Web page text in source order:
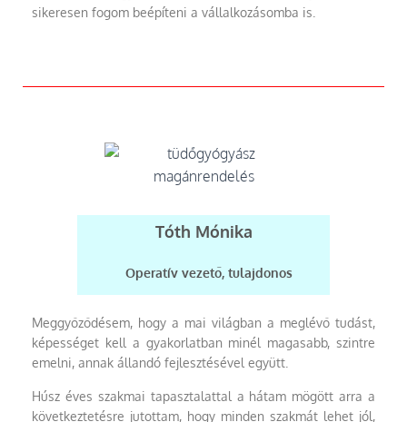
sikeresen fogom beépíteni a vállalkozásomba is.
Tóth Mónika
Operatív vezető, tulajdonos
Meggyőződésem, hogy a mai világban a meglévő tudást,
képességet kell a gyakorlatban minél magasabb, szintre
emelni, annak állandó fejlesztésével együtt.
Húsz éves szakmai tapasztalattal a hátam mögött arra a
következtetésre jutottam, hogy minden szakmát lehet jól,